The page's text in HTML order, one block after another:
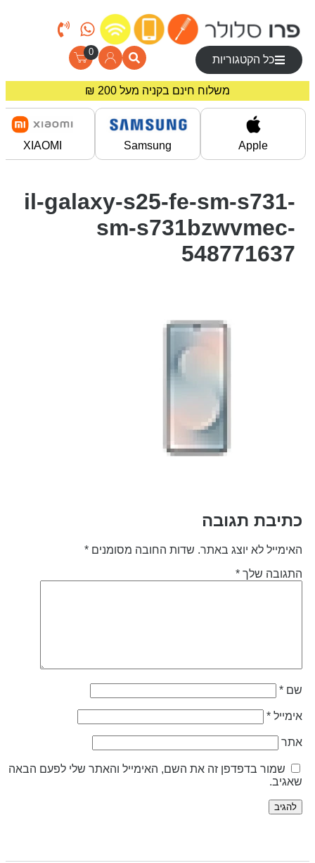
כל הקטגוריות
0
משלוח חינם בקניה מעל 200 ₪
מחירים מיוחדים לרוכשים באתר!
Apple
Samsung
XIAOMI
il-galaxy-s25-fe-sm-s731-
sm-s731bzwvmec-
548771637
תגובה
לא יוצג באתר. שדות החובה מסומנים*
שלך*
*
*
שמור בדפדפן זה את השם, האימייל והאתר שלי לפעם הבאה